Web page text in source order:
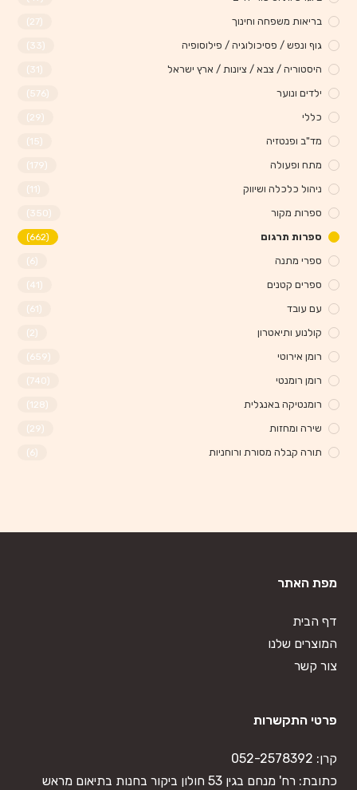
בריאות משפחה וחינוך (27)
גוף ונפש / פסיכולוגיה / פילוסופיה (33)
היסטוריה / צבא / ציונות / ארץ ישראל (31)
ילדים ונוער (576)
כללי (29)
מד"ב ופנטזיה (15)
מתח ופעולה (179)
ניהול כלכלה ושיווק (11)
ספרות מקור (350)
ספרות תרגום (662)
ספרי מתנה (6)
ספרים קטנים (41)
עם עובד (61)
קולנוע ותיאטרון (2)
רומן אירוטי (659)
רומן רומנטי (740)
רומנטיקה באנגלית (128)
שירה ומחזות (29)
תורה קבלה מסורת ורוחניות (6)
מפת האתר
דף הבית
המוצרים שלנו
צור קשר
פרטי התקשרות
קרן: 052-2578392
כתובת: רח' מנחם בגין 53 חולון ביקור בחנות בתיאום מראש